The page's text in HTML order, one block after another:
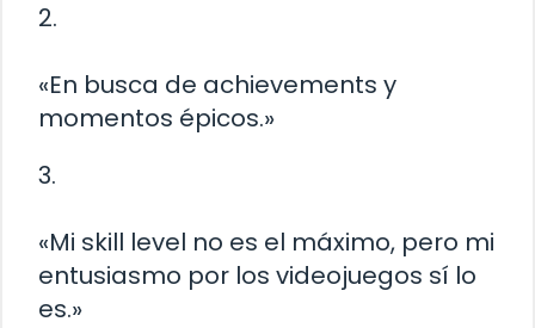
2.
«En busca de achievements y
momentos épicos.»
3.
«Mi skill level no es el máximo, pero mi
entusiasmo por los videojuegos sí lo
es.»